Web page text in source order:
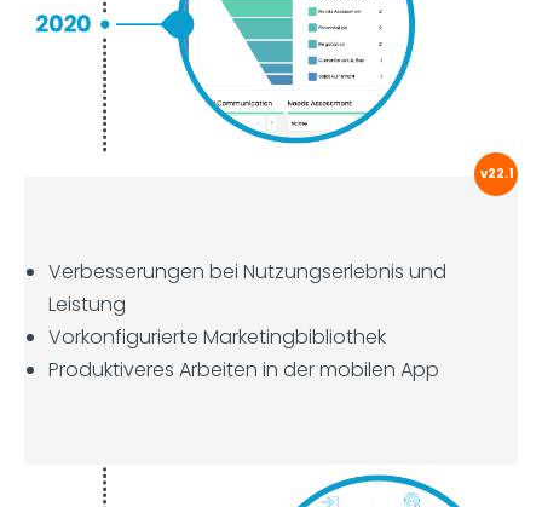
v22.1
Verbesserungen bei Nutzungserlebnis und
Leistung
Vorkonfigurierte Marketingbibliothek
Produktiveres Arbeiten in der mobilen App